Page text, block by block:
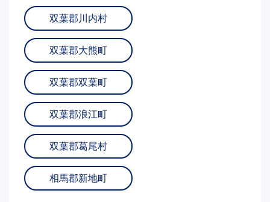
双葉郡川内村
双葉郡大熊町
双葉郡双葉町
双葉郡浪江町
双葉郡葛尾村
相馬郡新地町